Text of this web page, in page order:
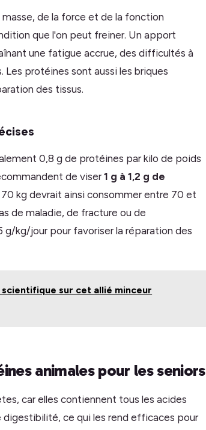
de la force et de la fonction
que l'on peut freiner. Un apport
une fatigue accrue, des difficultés à
protéines sont aussi les briques
des tissus.
0,8 g de protéines par kilo de poids
de viser1 g à 1,2 g de
kg devrait ainsi consommer entre 70 et
de maladie, de fracture ou de
g/kg/jour pour favoriser la réparation des
sur cet allié minceur
animales pour les seniors
car elles contiennent tous les acides
digestibilité, ce qui les rend efficaces pour